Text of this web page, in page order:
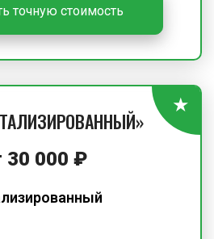
точную стоимость
30 000 ₽